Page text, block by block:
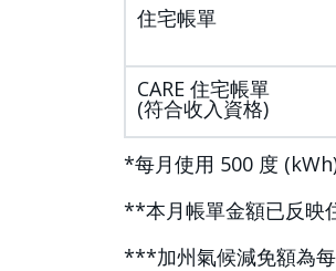
住宅帳單
CARE 住宅帳單
(符合收入資格)
*每月使用 500 度 (kWh)
**本月帳單金額已反映
***加州氣候減免額為每